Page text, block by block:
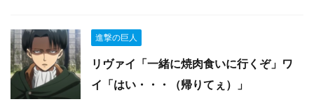
進撃の巨人
リヴァイ「一緒に焼肉食いに行くぞ」ワ
イ「はい・・・（帰りてぇ）」